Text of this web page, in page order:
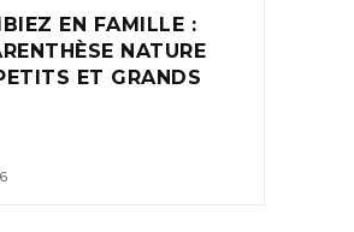
EN FAMILLE :
NATURE
ET GRANDS